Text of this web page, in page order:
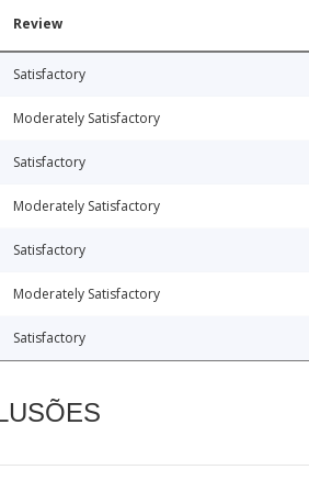
Review
Satisfactory
Moderately Satisfactory
Satisfactory
Moderately Satisfactory
Satisfactory
Moderately Satisfactory
Satisfactory